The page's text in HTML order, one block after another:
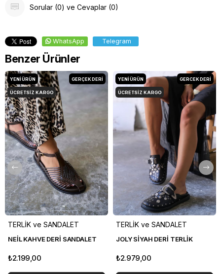
Sorular (0) ve Cevaplar (0)
WhatsApp Telegram
Benzer Ürünler
TERLİK ve SANDALET
NEİL KAHVE DERİ SANDALET
₺2.199,00
YENI ÜRÜN
ÜCRETSIZ KARGO
GERÇEK DERİ
TERLİK ve SANDALET
JOLY SİYAH DERİ TERLİK
₺2.979,00
YENI ÜRÜN
ÜCRETSIZ KARGO
GERCEK DERİ